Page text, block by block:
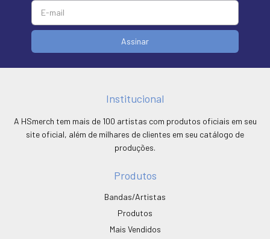
Institucional
A HSmerch tem mais de 100 artistas com produtos oficiais em seu
site oficial, além de milhares de clientes em seu catálogo de
produções.
Produtos
Bandas/Artistas
Produtos
Mais Vendidos